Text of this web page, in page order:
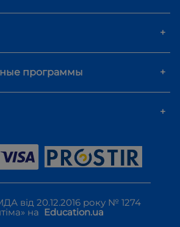
+
программы +
+
від 20.12.2016 року № 1274
на Education.ua